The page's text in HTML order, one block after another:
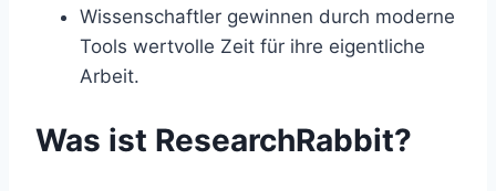
Wissenschaftler gewinnen durch moderne
Tools wertvolle Zeit für ihre eigentliche
Arbeit.
Was ist ResearchRabbit?